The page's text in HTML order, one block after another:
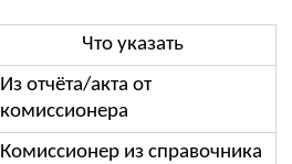
Что указать
Из отчёта/акта от
комиссионера
Комиссионер из справочника